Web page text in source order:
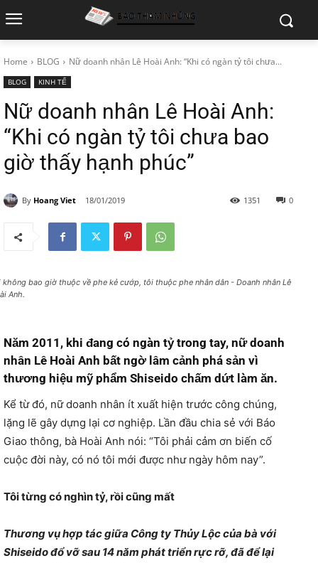
Home BLOG Nữ doanh nhân Lê Hoài Anh: “Khi có ngàn tỷ tôi chưa...
BLOG KINH TẾ
Nữ doanh nhân Lê Hoài Anh:
“Khi có ngàn tỷ tôi chưa bao
giờ thấy hạnh phúc”
By Hoang Viet 18/01/2019 0
1351
không bao giờ thuộc về phe kẻ cướp, tôi thuộc phe nhân dân - Doanh nhân Lê
Anh.
Năm 2011, khi đang có ngàn tỷ trong tay, nữ doanh
nhân Lê Hoài Anh bất ngờ lâm cảnh phá sản vì
thương hiệu mỹ phẩm Shiseido chấm dứt làm ăn.
Kể từ đó, nữ doanh nhân ít xuất hiện trước công chúng,
lặng lẽ gây dựng lại cơ nghiệp. Lần đầu chia sẻ với Báo
Giao thông, bà Hoài Anh nói: “Tôi phải cảm ơn biến cố
cuộc đời này, có nó tôi mới được như ngày hôm nay”.
Tôi từng có nghìn tỷ, rồi cũng mất
Thương vụ hợp tác giữa Công ty Thủy Lộc của bà với
Shiseido đổ vỡ sau 14 năm phát triển rực rỡ, đã để lại